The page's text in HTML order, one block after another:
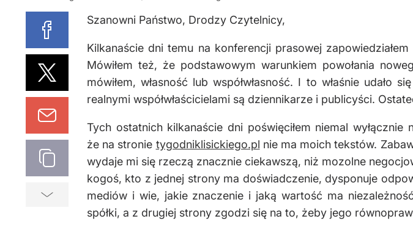
Szanowni Państwo, Drodzy Czytelnicy,
Kilkanaście dni temu na konferencji prasowej
Mówiłem też, że podstawowym warunkiem powołania
mówiłem, własność lub współwłasność. I to właśnie
realnymi współwłaścicielami są dziennikarze i publicyści.
Tych ostatnich kilkanaście dni poświęciłem niemal
że na stronie tygodniklisickiego.pl nie ma moich tekstów.
wydaje mi się rzeczą znacznie ciekawszą, niż mozolne
kogoś, kto z jednej strony ma doświadczenie, dysponuje
mediów i wie, jakie znaczenie i jaką wartość ma
spółki, a z drugiej strony zgodzi się na to, żeby jego